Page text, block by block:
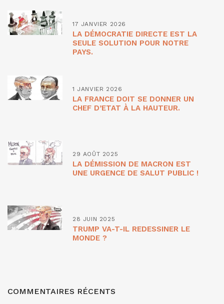
17 JANVIER 2026
LA DÉMOCRATIE DIRECTE EST LA
SEULE SOLUTION POUR NOTRE
PAYS.
1 JANVIER 2026
LA FRANCE DOIT SE DONNER UN
CHEF D’ETAT À LA HAUTEUR.
29 AOÛT 2025
LA DÉMISSION DE MACRON EST
UNE URGENCE DE SALUT PUBLIC !
28 JUIN 2025
TRUMP VA-T-IL REDESSINER LE
MONDE ?
COMMENTAIRES RÉCENTS